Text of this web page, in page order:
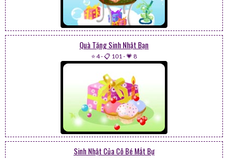
Quà Tặng Sinh Nhật Bạn
⭐ 4-📋 101-💗 8
Sinh Nhật Của Cô Bé Mắt Bự